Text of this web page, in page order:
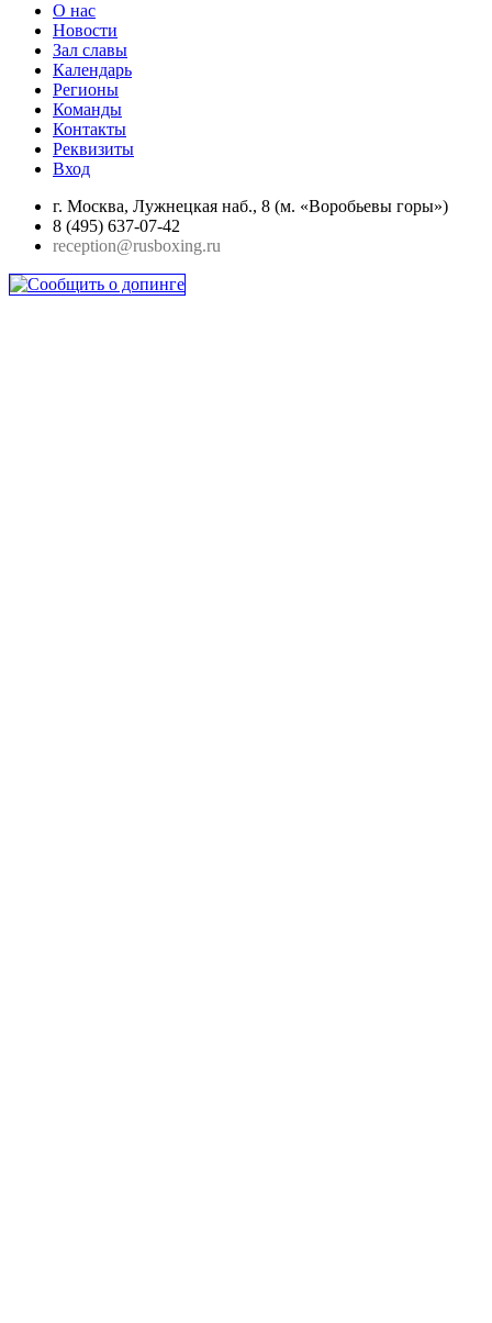
О нас
Новости
Зал славы
Календарь
Регионы
Команды
Контакты
Реквизиты
Вход
г. Москва, Лужнецкая наб., 8 (м. «Воробьевы горы»)
8 (495) 637-07-42
reception@rusboxing.ru